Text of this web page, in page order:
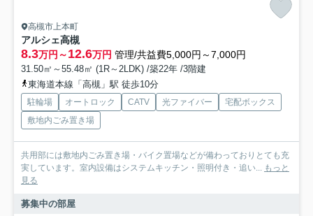
高槻市上本町
アルシェ高槻
8.3万円～12.6万円 管理/共益費5,000円～7,000円
31.50㎡～55.48㎡ (1R～2LDK) /築22年 /3階建
東海道本線「高槻」駅 徒歩10分
駐輪場 オートロック CATV 光ファイバー
宅配ボックス
敷地内ごみ置き場
共用部には敷地内ごみ置き場・バイク置場などが備わっておりとても充
実しています。室内設備はシステムキッチン・照明付き・追い... もっと
見る
募集中の部屋